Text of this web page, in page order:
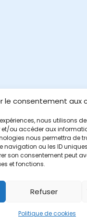
le consentement aux
nous utilisons
et/ou accéder aux
nous permettra de
ou les ID
son consentement peut
et fonctions.
Refuser
Politique de cookies